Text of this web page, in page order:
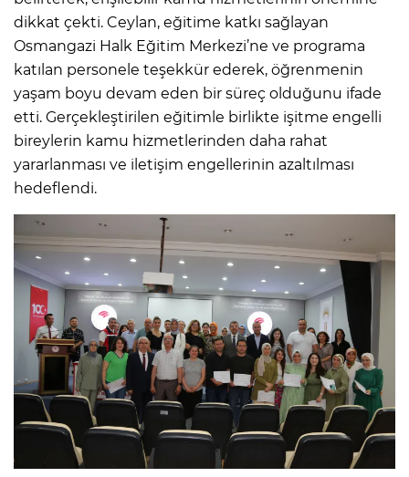
dikkat çekti. Ceylan, eğitime katkı sağlayan
Osmangazi Halk Eğitim Merkezi’ne ve programa
katılan personele teşekkür ederek, öğrenmenin
yaşam boyu devam eden bir süreç olduğunu ifade
etti. Gerçekleştirilen eğitimle birlikte işitme engelli
bireylerin kamu hizmetlerinden daha rahat
yararlanması ve iletişim engellerinin azaltılması
hedeflendi.